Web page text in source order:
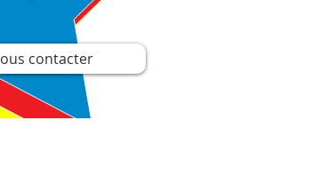
contacter